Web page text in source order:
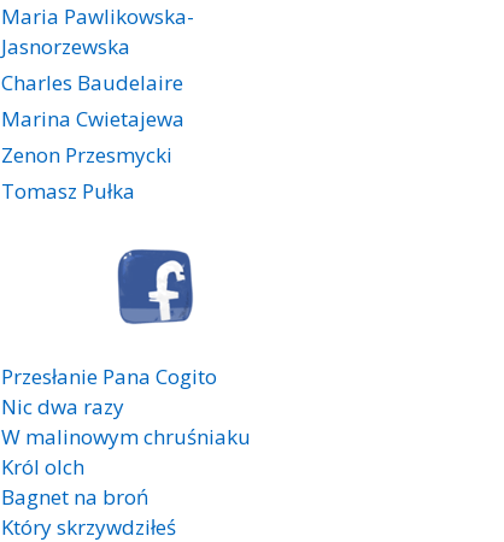
Maria Pawlikowska-
Jasnorzewska
Charles Baudelaire
Marina Cwietajewa
Zenon Przesmycki
Tomasz Pułka
Przesłanie Pana Cogito
Nic dwa razy
W malinowym chruśniaku
Król olch
Bagnet na broń
Który skrzywdziłeś